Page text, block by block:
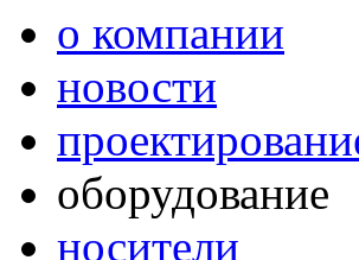
о компании
новости
оборудование
носители